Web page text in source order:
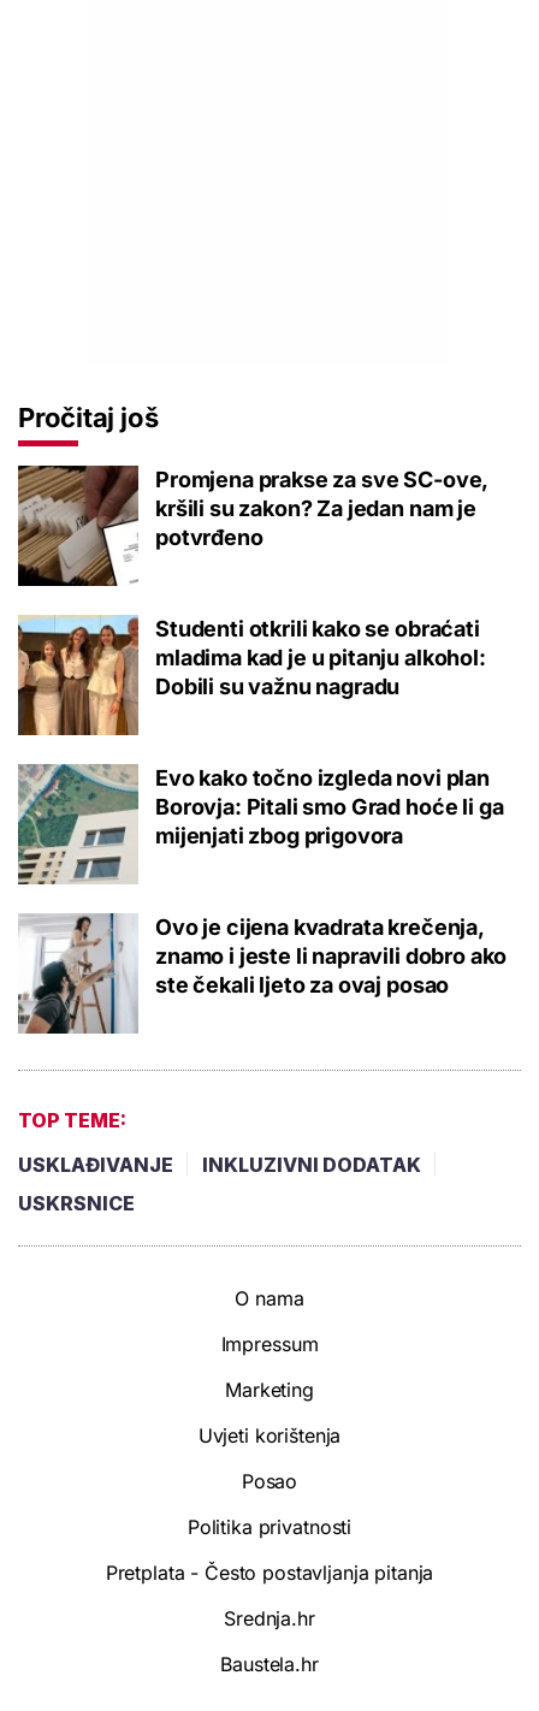
Pročitaj još
Promjena prakse za sve SC-ove,
kršili su zakon? Za jedan nam je
potvrđeno
Studenti otkrili kako se obraćati
mladima kad je u pitanju alkohol:
Dobili su važnu nagradu
Evo kako točno izgleda novi plan
Borovja: Pitali smo Grad hoće li ga
mijenjati zbog prigovora
Ovo je cijena kvadrata krečenja,
znamo i jeste li napravili dobro ako
ste čekali ljeto za ovaj posao
TOP TEME:
USKLAĐIVANJE
INKLUZIVNI DODATAK
USKRSNICE
O nama
Impressum
Marketing
Uvjeti korištenja
Posao
Politika privatnosti
Pretplata - Često postavljanja pitanja
Srednja.hr
Baustela.hr